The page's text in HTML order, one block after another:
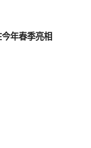
年春季亮相